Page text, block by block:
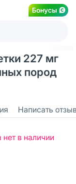
Бонусы
227 мг
пород
Написать
нет в наличии